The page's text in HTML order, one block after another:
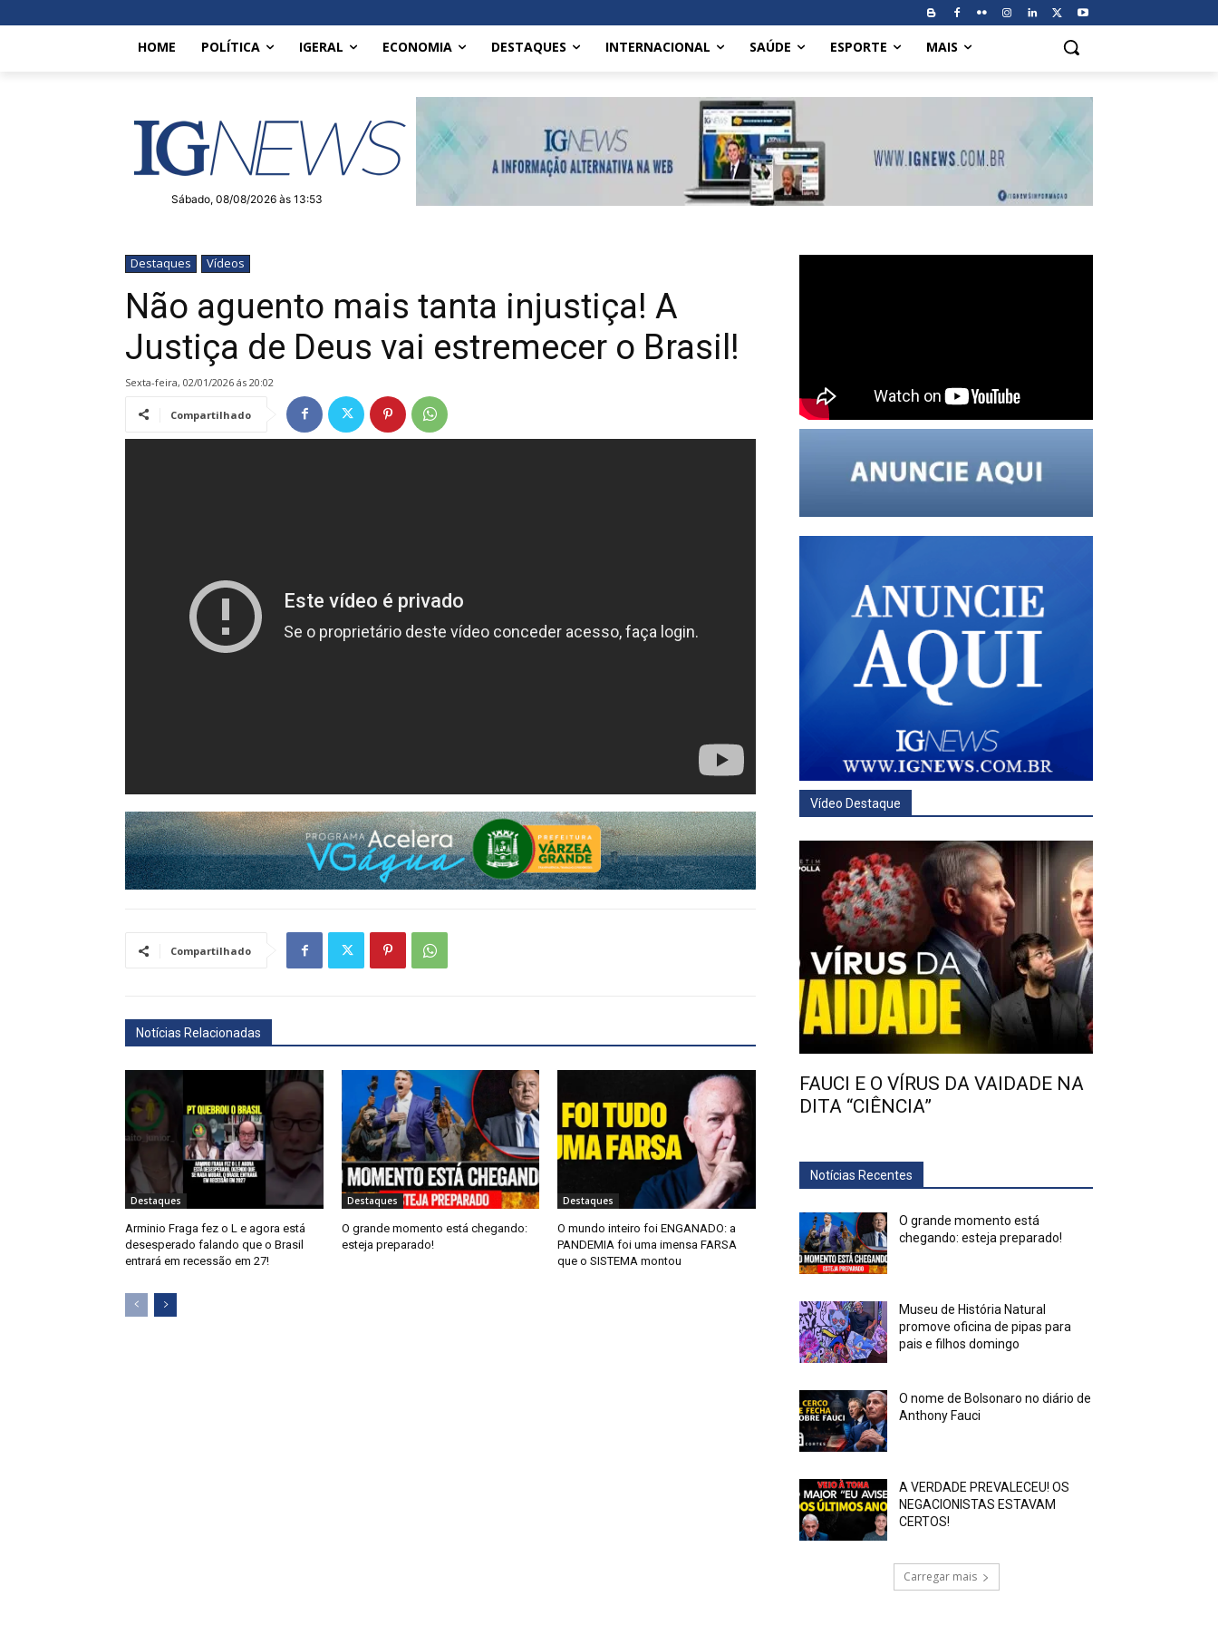
HOME POLÍTICA IGERAL ECONOMIA DESTAQUES INTERNACIONAL SAÚDE ESPORTE MAIS
Sábado, 08/08/2026 às 13:53
Destaques Vídeos
Não aguento mais tanta injustiça! A
Justiça de Deus vai estremecer o Brasil!
sexta-feira, 02/01/2026 ás 20:02
Compartilhado
Compartilhado
Notícias Relacionadas
Destaques
Arminio Fraga fez o L e agora está
desesperado falando que o Brasil
entrará em recessão em 27!
Destaques
O grande momento está chegando:
esteja preparado!
Destaques
O mundo inteiro foi ENGANADO: a
PANDEMIA foi uma imensa FARSA
que o SISTEMA montou
Vídeo Destaque
FAUCI E O VÍRUS DA VAIDADE NA
DITA “CIÊNCIA”
Notícias Recentes
O grande momento está
chegando: esteja preparado!
Museu de História Natural
promove oficina de pipas para
pais e filhos domingo
O nome de Bolsonaro no diário de
Anthony Fauci
A VERDADE PREVALECEU! OS
NEGACIONISTAS ESTAVAM
CERTOS!
Carregar mais